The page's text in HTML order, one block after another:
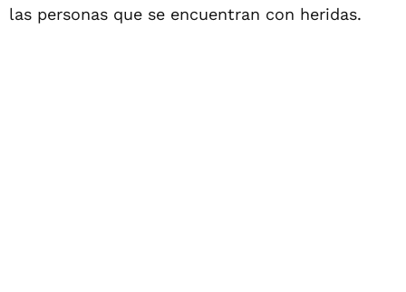
las personas que se encuentran con heridas.